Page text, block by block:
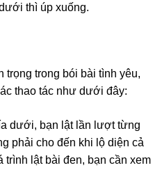
thì úp xuống.
trong bói bài tình yêu,
thao tác như dưới đây:
dưới, bạn lật lần lượt từng
phải cho đến khi lộ diện cả
trình lật bài đen, bạn cần xem